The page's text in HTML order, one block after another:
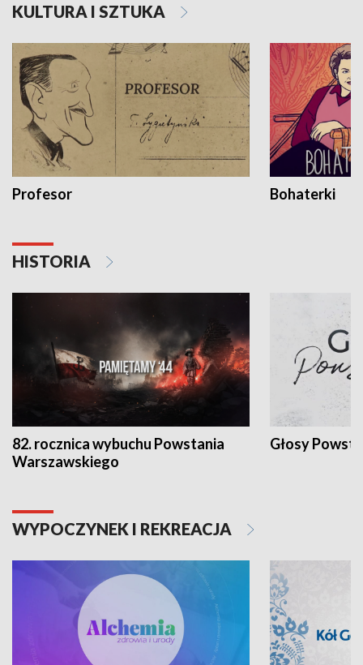
KULTURA I SZTUKA
Profesor Bohaterki
HISTORIA
82. rocznica wybuchu Powstania
Warszawskiego
Głosy
WYPOCZYNEK I REKREACJA